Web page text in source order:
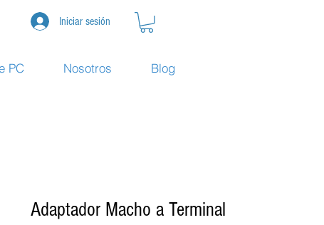
Iniciar sesión
PC Nosotros Blog
Adaptador Macho a Terminal